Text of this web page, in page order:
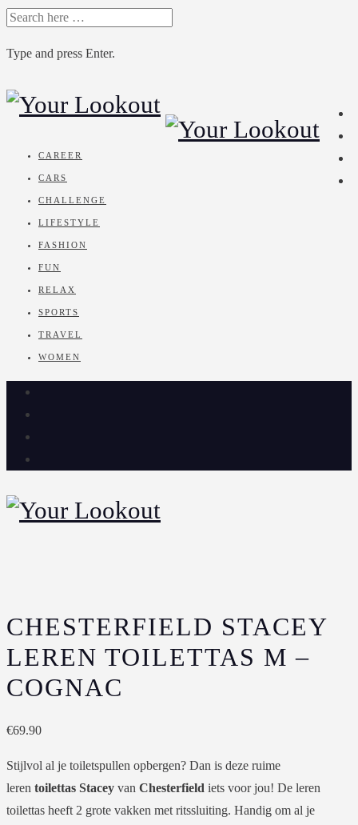
SEARCH
Type and press Enter.
Skip
CAREER
CARS
CHALLENGE
LIFESTYLE
FASHION
FUN
RELAX
SPORTS
TRAVEL
WOMEN
CHESTERFIELD STACEY
LEREN TOILETTAS M –
COGNAC
€69.90
Stijlvol al je toiletspullen opbergen? Dan is deze ruime
leren toilettas Stacey van Chesterfield iets voor jou! De leren
toilettas heeft 2 grote vakken met ritssluiting. Handig om al je